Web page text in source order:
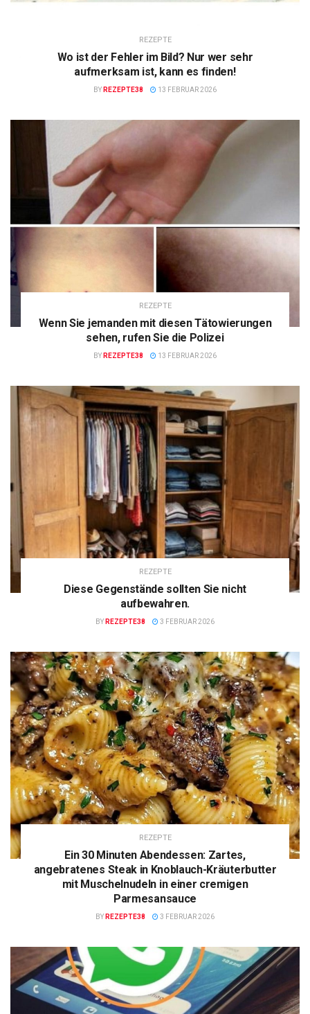
REZEPTE
Wo ist der Fehler im Bild? Nur wer sehr
aufmerksam ist, kann es finden!
BY REZEPTE38 13 FEBRUAR 2026
REZEPTE
Wenn Sie jemanden mit diesen Tätowierungen
sehen, rufen Sie die Polizei
BY REZEPTE38 13 FEBRUAR 2026
REZEPTE
Diese Gegenstände sollten Sie nicht
aufbewahren.
BY REZEPTE38 3 FEBRUAR 2026
REZEPTE
Ein 30 Minuten Abendessen: Zartes,
angebratenes Steak in Knoblauch-Kräuterbutter
mit Muschelnudeln in einer cremigen
Parmesansauce
BY REZEPTE38 3 FEBRUAR 2026